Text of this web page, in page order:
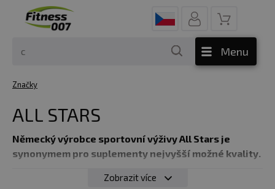
Menu
Značky
ALL STARS
Německý výrobce sportovní výživy All Stars je
synonymem pro suplementy nejvyšší možné kvality.
Německý výrobce sportovní výživyAll Stars
Zobrazit více